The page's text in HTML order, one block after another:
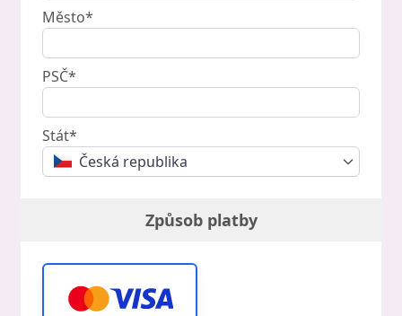
Město*
PSČ*
Stát*
Česká republika
Způsob platby